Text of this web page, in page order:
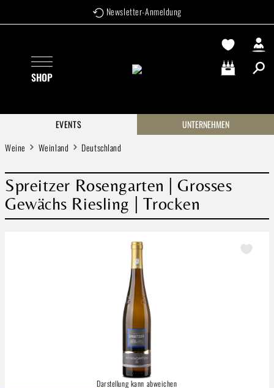
Zum Hauptinhalt springen Newsletter-Anmeldung
SHOP Warenkorb
EVENTS
UNTERNEHMEN
Weine
Weinland Deutschland
Spreitzer Rosengarten | Grosses
Gewächs Riesling | Trocken
Darstellung kann abweichen